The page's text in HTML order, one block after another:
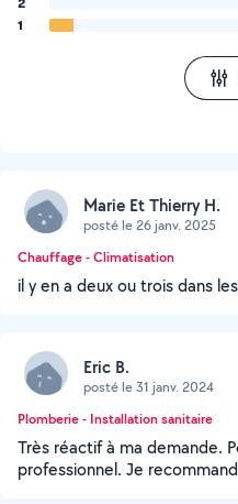
1
Marie Et Thierry H.
posté le 26 janv. 2025
Chauffage - Climatisation
il y en a deux ou trois dans
Eric B.
posté le 31 janv. 2024
Plomberie - Installation sanitaire
Très réactif à ma demande.
professionnel. Je